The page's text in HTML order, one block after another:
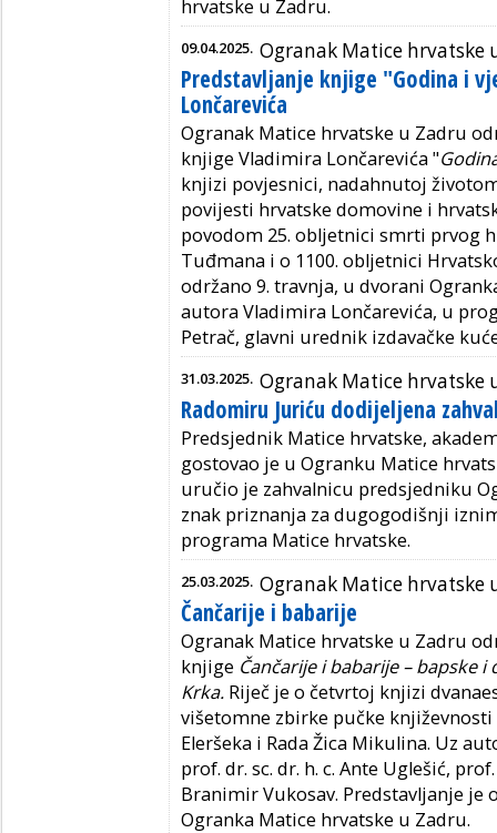
hrvatske u Zadru.
09.04.2025. Ogranak Matice hrvatske
Predstavljanje knjige "Godina i
Lončarevića
Ogranak Matice hrvatske u Zadru
knjige Vladimira Lončarevića "
knjizi povjesnici, nadahnutoj
povijesti hrvatske domovine i
povodom 25. obljetnici smrti prvog
Tuđmana i o 1100. obljetnici
održano 9. travnja, u dvorani
autora Vladimira Lončarevića, u
Petrač, glavni urednik izdavačke
31.03.2025. Ogranak Matice hrvatske
Radomiru Juriću dodijeljena
Predsjednik Matice hrvatske,
gostovao je u Ogranku Matice
uručio je zahvalnicu predsjedniku
znak priznanja za dugogodišnji
programa Matice hrvatske.
25.03.2025. Ogranak Matice hrvatske
Čančarije i babarije
Ogranak Matice hrvatske u Zadru
knjige Čančarije i babarije – bapske
Krka. Riječ je o četvrtoj knjizi
višetomne zbirke pučke
Eleršeka i Rada Žica Mikulina. Uz
prof. dr. sc. dr. h. c. Ante Uglešić,
Branimir Vukosav. Predstavljanje je
Ogranka Matice hrvatske u Zadru.